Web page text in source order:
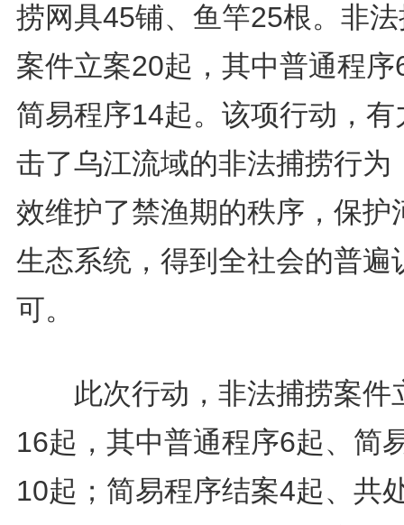
捞网具45铺、鱼竿25根。非
案件立案20起，其中普通程序
简易程序14起。该项行动，有
击了乌江流域的非法捕捞行为
效维护了禁渔期的秩序，保护
生态系统，得到全社会的普遍
可。
此次行动，非法捕捞案件
16起，其中普通程序6起、简
10起；简易程序结案4起、共